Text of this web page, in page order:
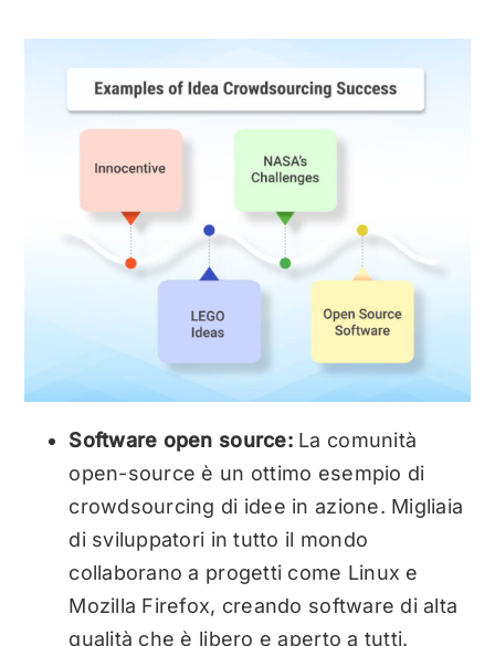
Software open source:La comunità
open-source è un ottimo esempio di
crowdsourcing di idee in azione. Migliaia
di sviluppatori in tutto il mondo
collaborano a progetti come Linux e
Mozilla Firefox, creando software di alta
qualità che è libero e aperto a tutti.